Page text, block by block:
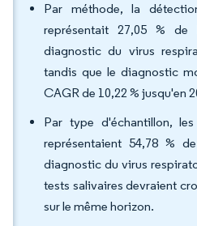
Par méthode, la
représentait 27,05 %
diagnostic du virus
tandis que le diagnostic
CAGR de 10,22 % jusqu'en
Par type d'échantillon,
représentaient 54,78 %
diagnostic du virus
tests salivaires devraient
sur le même horizon.